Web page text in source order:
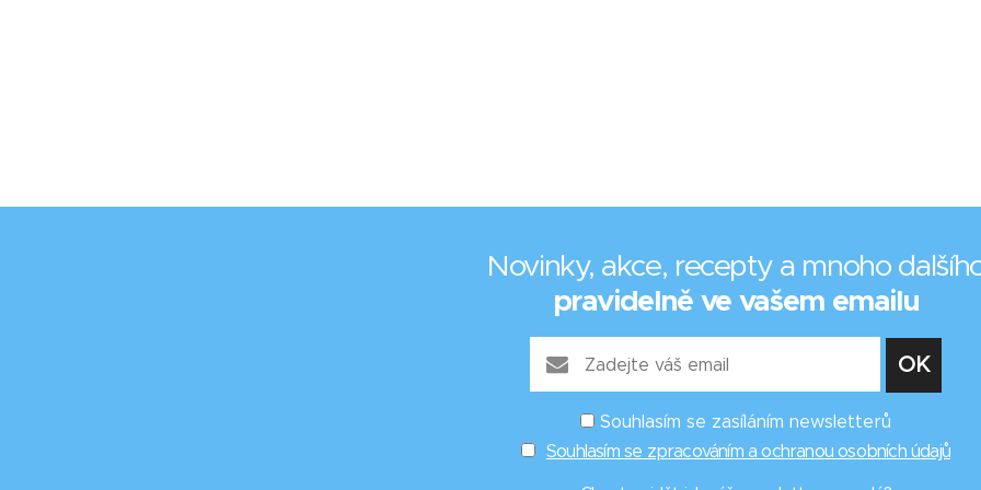
Novinky, akce, recepty a mnoho
pravidelně ve vašem emailu
Souhlasím se zasíláním newsletterů
Souhlasím se zpracováním a ochranou osobních údajů